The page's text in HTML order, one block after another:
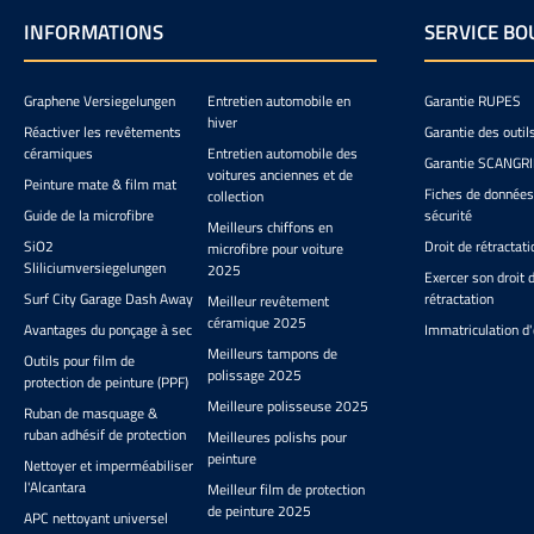
commencé des tests
approfondis. Les axes de
la résistance chimique
nécessaire, l'effet anti-
transpiration et une agréable
sensation tactile. Parmi nos
souvenirs d'avant-COVID,
seuls les gants de protection
"Black Mamba" étaient à la
hauteur, mais selon nos
tests, ils n'atteignent plus la
qualité d'origine. Par chance,
nous avons découvert les
Grippaz à l'étranger, qui non
seulement offrent une
esthétique intéressante,
mais qui se distinguent
également dès le premier
contact avec la peau : ils
s'ajustent étroitement, sont
massivement extensibles,
peuvent être enfilés même
graisse, l'huile et
contaminants
Nettoyant
pour tout
Respectueux des
très efficace
salissures Élimine
la graisse, l'huile
dépôts incrustés
agréable de
s'évapore
élimine
odeurs
Conditionnement
INFORMATIONS
Graphene Versiegelungen
Réactiver les revêtements
céramiques
Peinture mate & film mat
Guide de la microfibre
SiO2
Sliliciumversiegelungen
Surf City Garage Dash Away
Avantages du ponçage à sec
Outils pour film de
protection de peinture (PPF)
Ruban de masquage &
ruban adhésif de protection
Nettoyer et imperméabiliser
l'Alcantara
APC nettoyant universel
Entretien automobile en
hiver
Entretien automobile des
voitures anciennes et de
collection
Meilleurs chiffons en
microfibre pour voiture
2025
Meilleur revêtement
céramique 2025
Meilleurs tampons de
polissage 2025
Meilleure polisseuse 2025
Meilleures polishs pour
peinture
Meilleur film de protection
de peinture 2025
SERVICE
Garantie RUPES
Garantie des
Garantie
Fiches de
sécurité
Droit de
Exercer son droit
rétractation
Immatriculation